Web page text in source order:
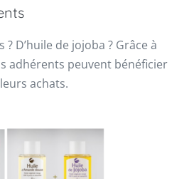
D’huile de jojoba ? Grâce à
adhérents peuvent bénéficier
achats.